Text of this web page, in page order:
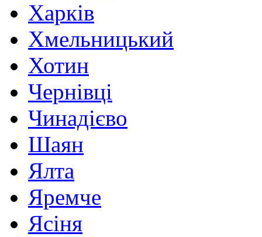
Харків
Хмельницький
Хотин
Чернівці
Чинадієво
Шаян
Ялта
Яремче
Ясіня